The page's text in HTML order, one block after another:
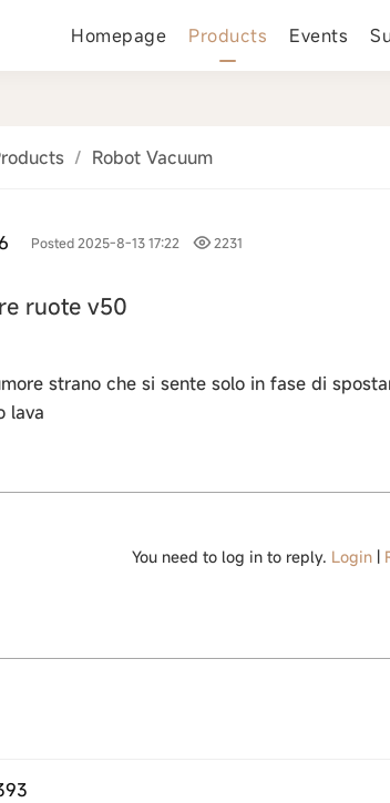
Homepage Products Events
/ Robot Vacuum
Posted 2025-8-13 17:22 2231
ruote v50
strano che si sente solo in fase di
lava
You need to log in to reply. Login|